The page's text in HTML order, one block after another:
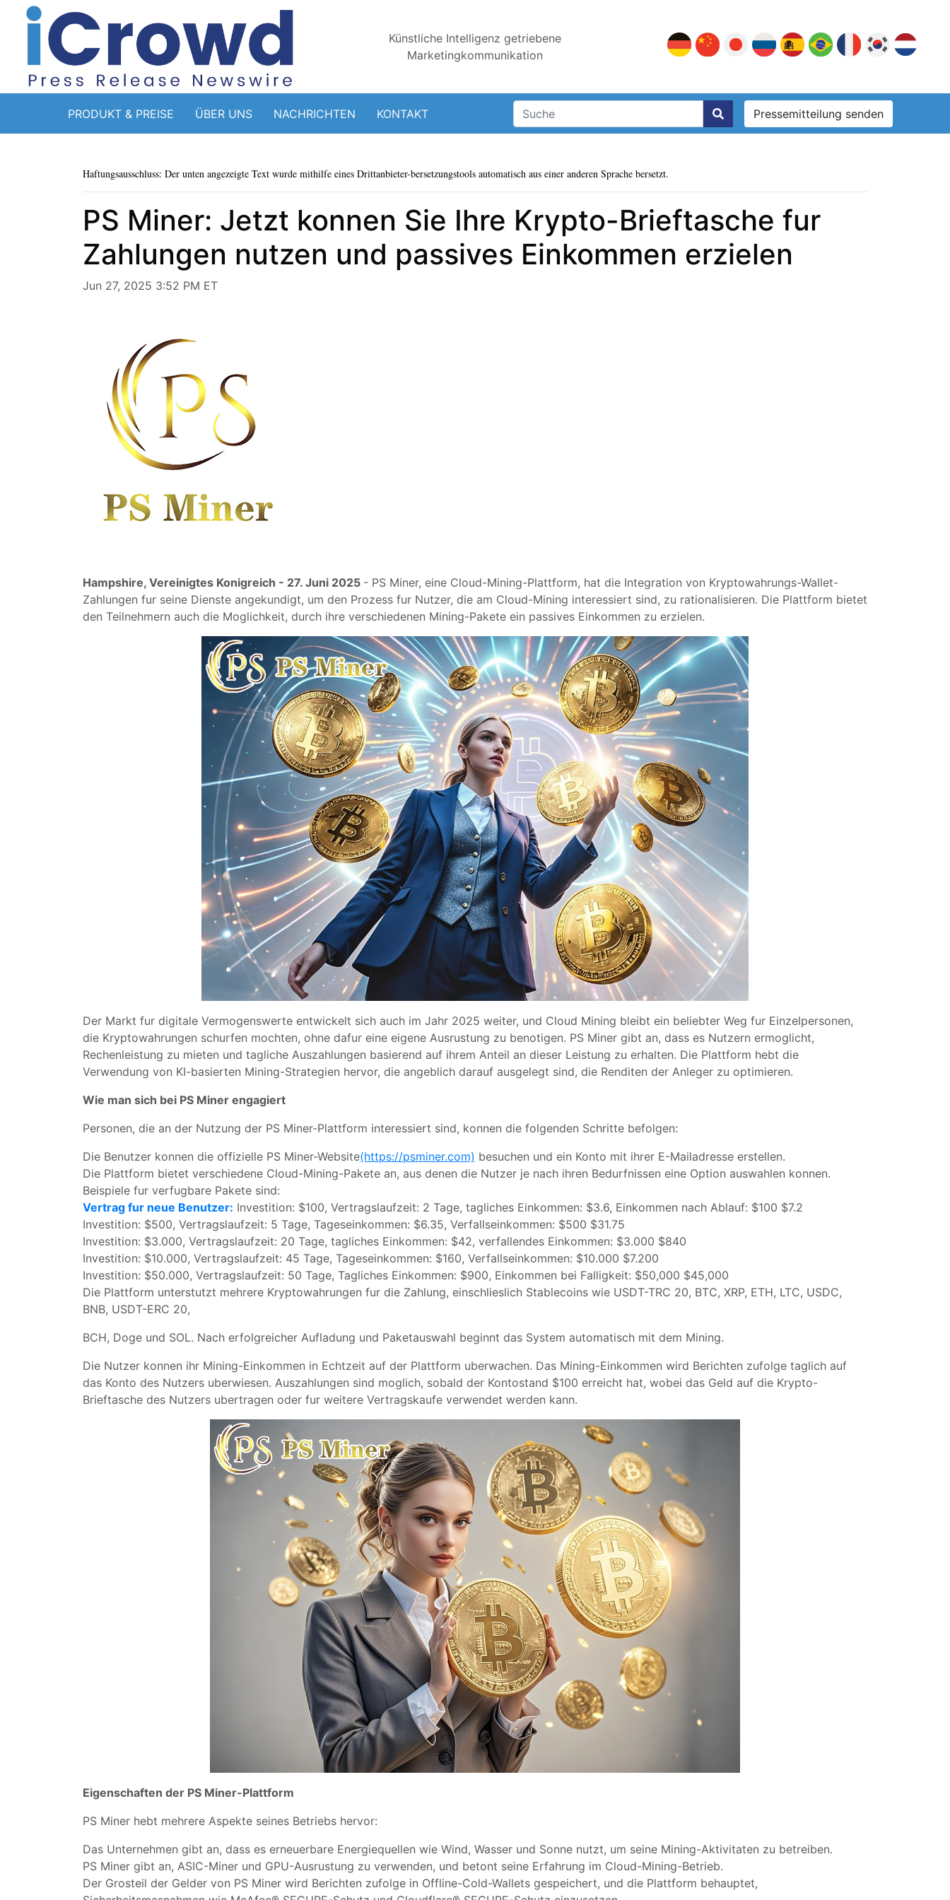
Künstliche Intelligenz getriebene
Marketingkommunikation
PRODUKT & PREISE ÜBER UNS NACHRICHTEN KONTAKT Pressemitteilung senden
Haftungsausschluss: Der unten angezeigte Text wurde mithilfe eines Drittanbieter-bersetzungstools automatisch aus einer anderen Sprache bersetzt.
PS Miner: Jetzt konnen Sie Ihre Krypto-Brieftasche fur
Zahlungen nutzen und passives Einkommen erzielen
Jun 27, 2025 3:52 PM ET
Hampshire, Vereinigtes Konigreich - 27. Juni 2025 - PS Miner, eine Cloud-Mining-Plattform, hat die Integration von Kryptowahrungs-Wallet-
Zahlungen fur seine Dienste angekundigt, um den Prozess fur Nutzer, die am Cloud-Mining interessiert sind, zu rationalisieren. Die Plattform bietet
den Teilnehmern auch die Moglichkeit, durch ihre verschiedenen Mining-Pakete ein passives Einkommen zu erzielen.
Der Markt fur digitale Vermogenswerte entwickelt sich auch im Jahr 2025 weiter, und Cloud Mining bleibt ein beliebter Weg fur Einzelpersonen,
die Kryptowahrungen schurfen mochten, ohne dafur eine eigene Ausrustung zu benotigen. PS Miner gibt an, dass es Nutzern ermoglicht,
Rechenleistung zu mieten und tagliche Auszahlungen basierend auf ihrem Anteil an dieser Leistung zu erhalten. Die Plattform hebt die
Verwendung von KI-basierten Mining-Strategien hervor, die angeblich darauf ausgelegt sind, die Renditen der Anleger zu optimieren.
Wie man sich bei PS Miner engagiert
Personen, die an der Nutzung der PS Miner-Plattform interessiert sind, konnen die folgenden Schritte befolgen:
Die Benutzer konnen die offizielle PS Miner-Website(https://psminer.com) besuchen und ein Konto mit ihrer E-Mailadresse erstellen.
Die Plattform bietet verschiedene Cloud-Mining-Pakete an, aus denen die Nutzer je nach ihren Bedurfnissen eine Option auswahlen konnen.
Beispiele fur verfugbare Pakete sind:
Vertrag fur neue Benutzer: Investition: $100, Vertragslaufzeit: 2 Tage, tagliches Einkommen: $3.6, Einkommen nach Ablauf: $100 $7.2
Investition: $500, Vertragslaufzeit: 5 Tage, Tageseinkommen: $6.35, Verfallseinkommen: $500 $31.75
Investition: $3.000, Vertragslaufzeit: 20 Tage, tagliches Einkommen: $42, verfallendes Einkommen: $3.000 $840
Investition: $10.000, Vertragslaufzeit: 45 Tage, Tageseinkommen: $160, Verfallseinkommen: $10.000 $7.200
Investition: $50.000, Vertragslaufzeit: 50 Tage, Tagliches Einkommen: $900, Einkommen bei Falligkeit: $50,000 $45,000
Die Plattform unterstutzt mehrere Kryptowahrungen fur die Zahlung, einschlieslich Stablecoins wie USDT-TRC 20, BTC, XRP, ETH, LTC, USDC,
BNB, USDT-ERC 20,
BCH, Doge und SOL. Nach erfolgreicher Aufladung und Paketauswahl beginnt das System automatisch mit dem Mining.
Die Nutzer konnen ihr Mining-Einkommen in Echtzeit auf der Plattform uberwachen. Das Mining-Einkommen wird Berichten zufolge taglich auf
das Konto des Nutzers uberwiesen. Auszahlungen sind moglich, sobald der Kontostand $100 erreicht hat, wobei das Geld auf die Krypto-
Brieftasche des Nutzers ubertragen oder fur weitere Vertragskaufe verwendet werden kann.
Eigenschaften der PS Miner-Plattform
PS Miner hebt mehrere Aspekte seines Betriebs hervor:
Das Unternehmen gibt an, dass es erneuerbare Energiequellen wie Wind, Wasser und Sonne nutzt, um seine Mining-Aktivitaten zu betreiben.
PS Miner gibt an, ASIC-Miner und GPU-Ausrustung zu verwenden, und betont seine Erfahrung im Cloud-Mining-Betrieb.
Der Grosteil der Gelder von PS Miner wird Berichten zufolge in Offline-Cold-Wallets gespeichert, und die Plattform behauptet,